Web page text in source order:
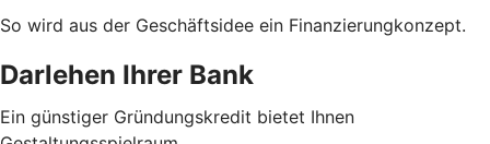
So wird aus der Geschäftsidee ein Finanzierungkonzept.
Darlehen Ihrer Bank
Ein günstiger Gründungskredit bietet Ihnen